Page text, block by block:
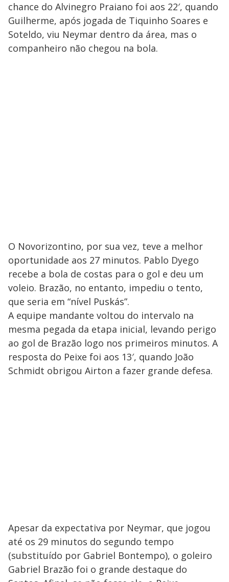
chance do Alvinegro Praiano foi aos 22′, quando
Guilherme, após jogada de Tiquinho Soares e
Soteldo, viu Neymar dentro da área, mas o
companheiro não chegou na bola.
O Novorizontino, por sua vez, teve a melhor
oportunidade aos 27 minutos. Pablo Dyego
recebe a bola de costas para o gol e deu um
voleio. Brazão, no entanto, impediu o tento,
que seria em “nível Puskás”.
A equipe mandante voltou do intervalo na
mesma pegada da etapa inicial, levando perigo
ao gol de Brazão logo nos primeiros minutos. A
resposta do Peixe foi aos 13′, quando João
Schmidt obrigou Airton a fazer grande defesa.
Apesar da expectativa por Neymar, que jogou
até os 29 minutos do segundo tempo
(substituído por Gabriel Bontempo), o goleiro
Gabriel Brazão foi o grande destaque do